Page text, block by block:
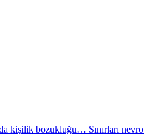
kişilik bozukluğu… Sınırları